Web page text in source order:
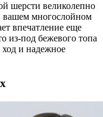
шерсти великолепно
вашем многослойном
впечатление еще
из-под бежевого топа
и надежное